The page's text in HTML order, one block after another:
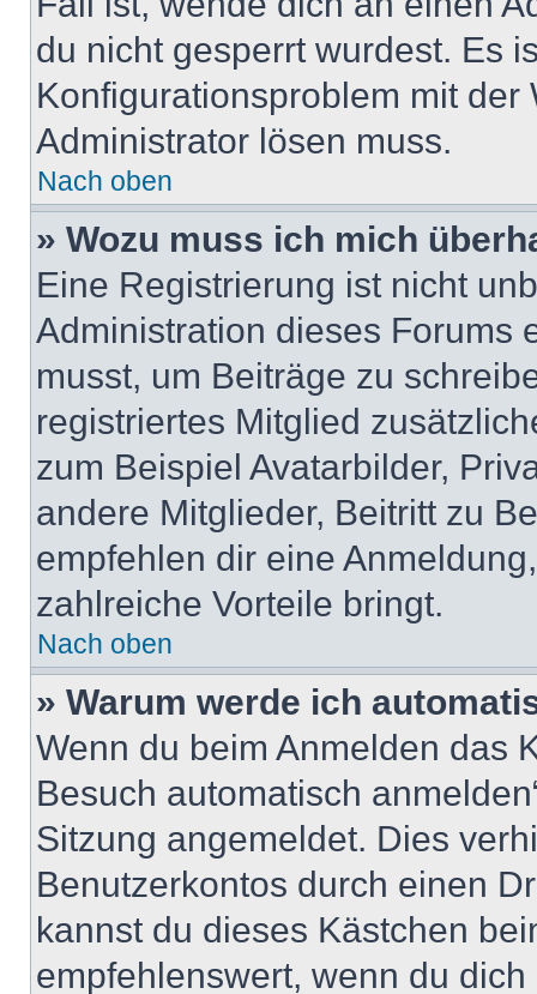
du nicht gesperrt wurdest. Es
Konfigurationsproblem mit
Administrator lösen muss.
Nach oben
» Wozu muss ich mich
Eine Registrierung ist nicht
Administration dieses Forums
musst, um Beiträge zu
registriertes Mitglied
zum Beispiel Avatarbilder,
andere Mitglieder, Beitritt zu
empfehlen dir eine
zahlreiche Vorteile bringt.
Nach oben
» Warum werde ich
Wenn du beim Anmelden das
Besuch automatisch
Sitzung angemeldet. Dies
Benutzerkontos durch einen
kannst du dieses Kästchen
empfehlenswert, wenn du